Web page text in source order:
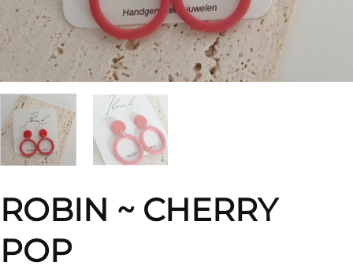
ROBIN ~ CHERRY
POP